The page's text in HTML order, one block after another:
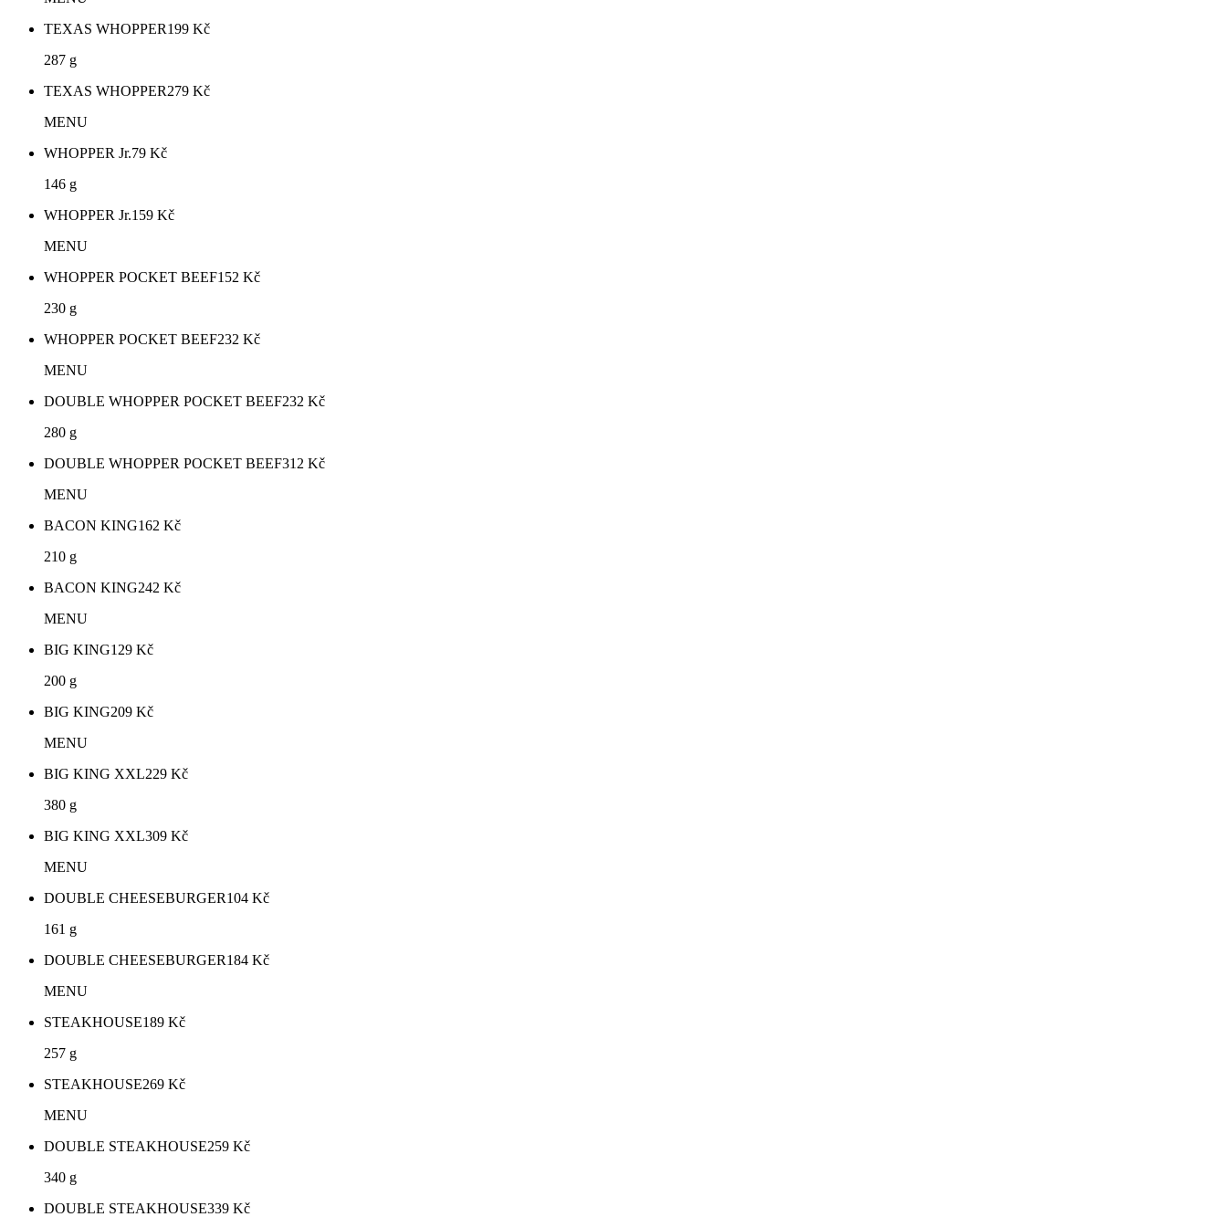
TEXAS WHOPPER199 Kč
287 g
TEXAS WHOPPER279 Kč
MENU
WHOPPER Jr.79 Kč
146 g
WHOPPER Jr.159 Kč
MENU
WHOPPER POCKET BEEF152 Kč
230 g
WHOPPER POCKET BEEF232 Kč
MENU
DOUBLE WHOPPER POCKET BEEF232 Kč
280 g
DOUBLE WHOPPER POCKET BEEF312 Kč
MENU
BACON KING162 Kč
210 g
BACON KING242 Kč
MENU
BIG KING129 Kč
200 g
BIG KING209 Kč
MENU
BIG KING XXL229 Kč
380 g
BIG KING XXL309 Kč
MENU
DOUBLE CHEESEBURGER104 Kč
161 g
DOUBLE CHEESEBURGER184 Kč
MENU
STEAKHOUSE189 Kč
257 g
STEAKHOUSE269 Kč
MENU
DOUBLE STEAKHOUSE259 Kč
340 g
DOUBLE STEAKHOUSE339 Kč